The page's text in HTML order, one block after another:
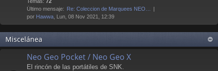
Último mensaje: Re: Coleccion de Marquees NEO…
por Hawwa , Lun, 08 Nov 2021, 12:39
Miscelánea
Neo Geo Pocket / Neo Geo X
El rincón de las portátiles de SNK.